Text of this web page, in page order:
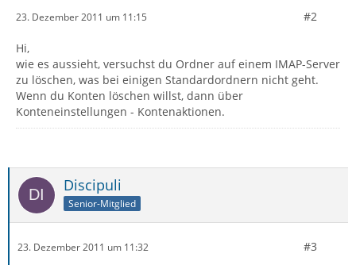
23. Dezember 2011 um 11:15 #2
Hi,
wie es aussieht, versuchst du Ordner auf einem IMAP-Server
zu löschen, was bei einigen Standardordnern nicht geht.
Wenn du Konten löschen willst, dann über
Konteneinstellungen - Kontenaktionen.
Discipuli
Senior-Mitglied
23. Dezember 2011 um 11:32 #3